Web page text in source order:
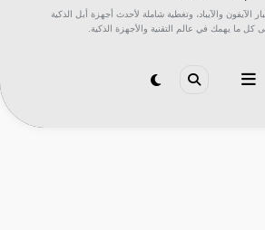
والآيباد، وتغطية شاملة لأحدث أجهزة أبل الذكية
كل ما يهمك في عالم التقنية والأجهزة الذكية.